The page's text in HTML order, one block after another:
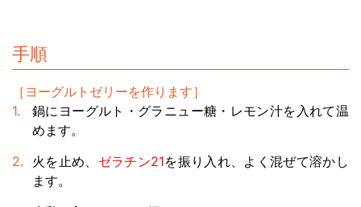
手順
［ヨーグルトゼリーを作ります］
鍋にヨーグルト・グラニュー糖・レモン汁を入れて温
めます。
火を止め、 ゼラチン21を振り入れ、よく混ぜて溶かし
ます。